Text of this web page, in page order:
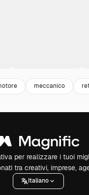
meccanico
per realizzare i tuoi
tra creativi, imprese,
Italiano